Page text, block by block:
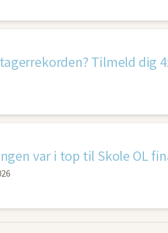
Tilmeld dig
var i top til Skole OL